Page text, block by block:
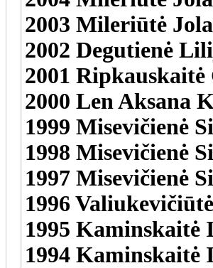
2003 Mileriūtė
2002 Degutienė
2001
2000 Len Aksana
1999 Misevičienė
1998 Misevičienė
1997 Misevičienė
1996
1995 Kaminskaitė
1994 Kaminskaitė